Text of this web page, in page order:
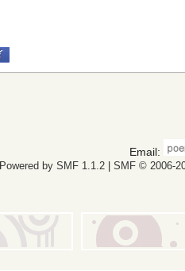
Email:
Powered by SMF 1.1.2| SMF © 2006-